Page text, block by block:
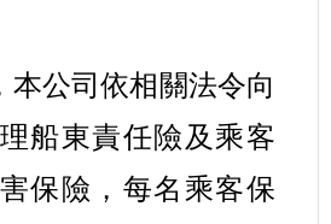
本公司依相關法令向
船東責任險及乘客
保險，每名乘客保